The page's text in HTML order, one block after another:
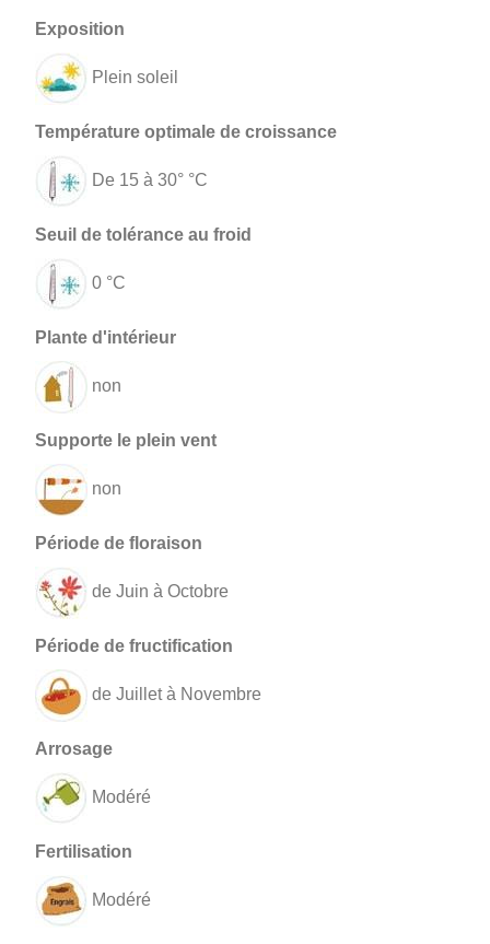
Plein soleil
De 15 à 30° °C
0 °C
non
non
de Juin à Octobre
de Juillet à Novembre
Modéré
Modéré